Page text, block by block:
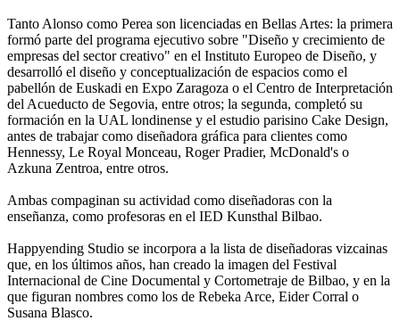
Tanto Alonso como Perea son licenciadas en Bellas Artes: la primera
formó parte del programa ejecutivo sobre "Diseño y crecimiento de
empresas del sector creativo" en el Instituto Europeo de Diseño, y
desarrolló el diseño y conceptualización de espacios como el
pabellón de Euskadi en Expo Zaragoza o el Centro de Interpretación
del Acueducto de Segovia, entre otros; la segunda, completó su
formación en la UAL londinense y el estudio parisino Cake Design,
antes de trabajar como diseñadora gráfica para clientes como
Hennessy, Le Royal Monceau, Roger Pradier, McDonald's o
Azkuna Zentroa, entre otros.
Ambas compaginan su actividad como diseñadoras con la
enseñanza, como profesoras en el IED Kunsthal Bilbao.
Happyending Studio se incorpora a la lista de diseñadoras vizcainas
que, en los últimos años, han creado la imagen del Festival
Internacional de Cine Documental y Cortometraje de Bilbao, y en la
que figuran nombres como los de Rebeka Arce, Eider Corral o
Susana Blasco.